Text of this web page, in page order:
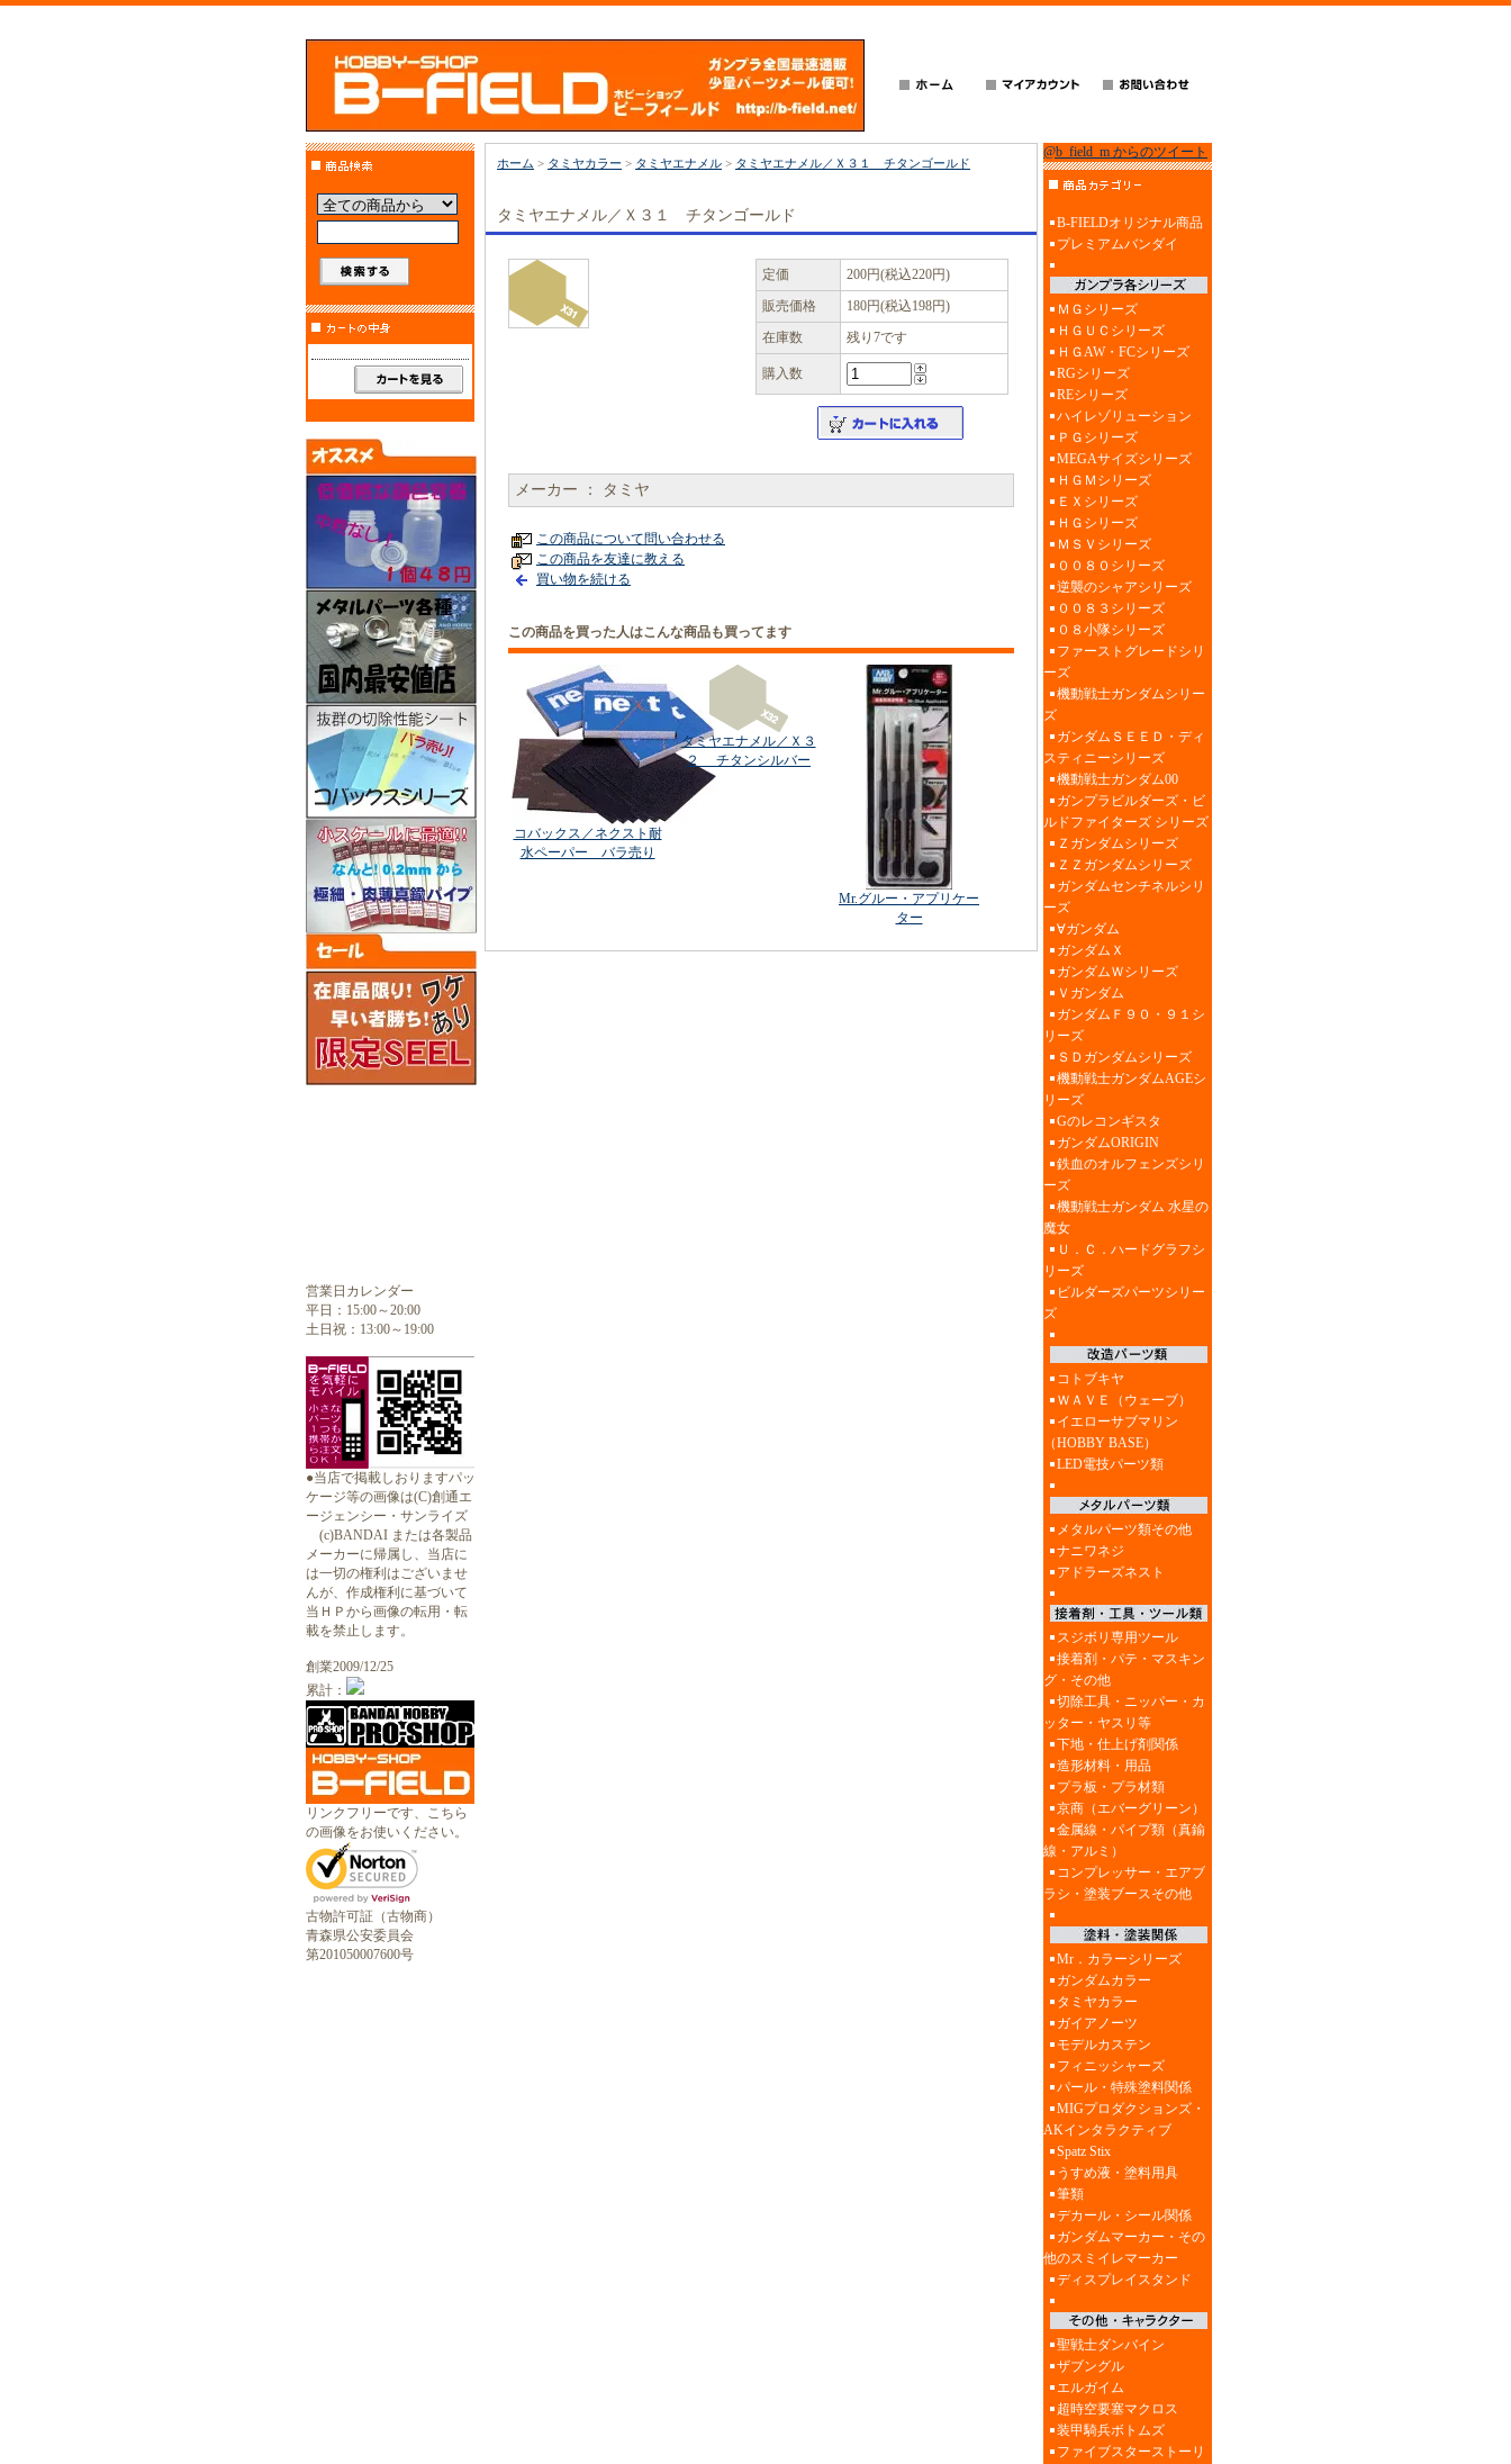
営業日カレンダー
平日：15:00～20:00
土日祝：13:00～19:00
●当店で掲載しおりますパッ
ケージ等の画像は(C)創通エ
ージェンシー・サンライズ
(c)BANDAI または各製品
メーカーに帰属し、当店に
は一切の権利はございませ
んが、作成権利に基づいて
当ＨＰから画像の転用・転
載を禁止します。
創業2009/12/25
累計：
リンクフリーです、こちら
の画像をお使いください。
古物許可証（古物商）
青森県公安委員会
第201050007600号
ホーム > タミヤカラー > タミヤエナメル > タミヤエナメル／Ｘ３１ チタンゴールド
タミヤエナメル／Ｘ３１ チタンゴールド
定価
200円(税込220円)
販売価格
180円(税込198円)
在庫数
残り7です
購入数
メーカー ： タミヤ
この商品について問い合わせる
この商品を友達に教える
買い物を続ける
この商品を買った人はこんな商品も買ってます
コバックス／ネクスト耐
水ペーパー バラ売り
タミヤエナメル／Ｘ３
２ チタンシルバー
Mr.グルー・アプリケー
ター
@b_field_m からのツイート
B-FIELDオリジナル商品
プレミアムバンダイ
ＭＧシリーズ
ＨＧＵＣシリーズ
ＨＧAW・FCシリーズ
RGシリーズ
REシリーズ
ハイレゾリューション
ＰＧシリーズ
MEGAサイズシリーズ
ＨＧＭシリーズ
ＥＸシリーズ
ＨＧシリーズ
ＭＳＶシリーズ
００８０シリーズ
逆襲のシャアシリーズ
００８３シリーズ
０８小隊シリーズ
ファーストグレードシリ
ーズ
機動戦士ガンダムシリー
ズ
ガンダムＳＥＥＤ・ディ
スティニーシリーズ
機動戦士ガンダム00
ガンプラビルダーズ・ビ
ルドファイターズ シリーズ
Ｚガンダムシリーズ
ＺＺガンダムシリーズ
ガンダムセンチネルシリ
ーズ
∀ガンダム
ガンダムＸ
ガンダムＷシリーズ
Ｖガンダム
ガンダムＦ９０・９１シ
リーズ
ＳＤガンダムシリーズ
機動戦士ガンダムAGEシ
リーズ
Gのレコンギスタ
ガンダムORIGIN
鉄血のオルフェンズシリ
ーズ
機動戦士ガンダム 水星の
魔女
Ｕ．Ｃ．ハードグラフシ
リーズ
ビルダーズパーツシリー
ズ
コトブキヤ
ＷＡＶＥ（ウェーブ）
イエローサブマリン
（HOBBY BASE）
LED電技パーツ類
メタルパーツ類その他
ナニワネジ
アドラーズネスト
スジボリ専用ツール
接着剤・パテ・マスキン
グ・その他
切除工具・ニッパー・カ
ッター・ヤスリ等
下地・仕上げ剤関係
造形材料・用品
プラ板・プラ材類
京商（エバーグリーン）
金属線・パイプ類（真鍮
線・アルミ）
コンプレッサー・エアブ
ラシ・塗装ブースその他
Mr．カラーシリーズ
ガンダムカラー
タミヤカラー
ガイアノーツ
モデルカステン
フィニッシャーズ
パール・特殊塗料関係
MIGプロダクションズ・
AKインタラクティブ
Spatz Stix
うすめ液・塗料用具
筆類
デカール・シール関係
ガンダムマーカー・その
他のスミイレマーカー
ディスプレイスタンド
聖戦士ダンバイン
ザブングル
エルガイム
超時空要塞マクロス
装甲騎兵ボトムズ
ファイブスターストーリ